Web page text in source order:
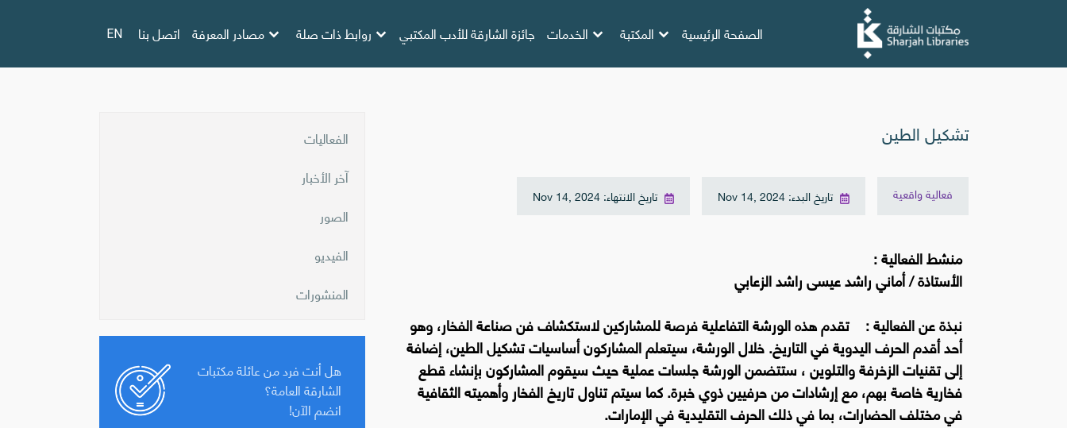
الصفحة الرئيسية المكتبة الخدمات جائزة الشارقة للأدب المكتبي روابط ذات صلة مصادر المعرفة اتصل بنا EN
تشكيل الطين
فعالية واقعية تاريخ البدء: Nov 14, 2024 تاريخ الانتهاء: Nov 14, 2024
منشط الفعالية :
الأستاذة / أماني راشد عيسى راشد الزعابي
نبذة عن الفعالية : تقدم هذه الورشة التفاعلية فرصة للمشاركين لاستكشاف فن صناعة الفخار، وهو
أحد أقدم الحرف اليدوية في التاريخ. خلال الورشة، سيتعلم المشاركون أساسيات تشكيل الطين، إضافة
إلى تقنيات الزخرفة والتلوين ، ستتضمن الورشة جلسات عملية حيث سيقوم المشاركون بإنشاء قطع
فخارية خاصة بهم، مع إرشادات من حرفيين ذوي خبرة. كما سيتم تناول تاريخ الفخار وأهميته الثقافية
في مختلف الحضارات، بما في ذلك الحرف التقليدية في الإمارات.
الفعاليات
آخر الأخبار
الصور
الفيديو
المنشورات
هل أنت فرد من عائلة مكتبات
الشارقة العامة؟
انضم الآن!